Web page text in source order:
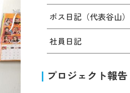
ボス日記（代表谷山）
社員日記
プロジェクト報告